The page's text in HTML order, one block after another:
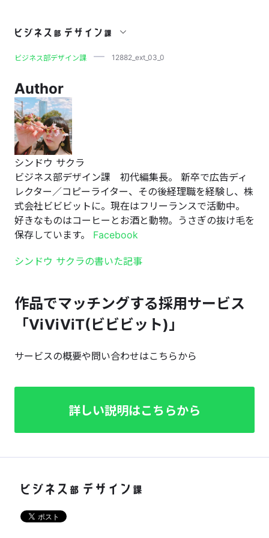
12882_ext_03_0
ビジネス部デザイン課 12882_ext_03_0
Author
シンドウ サクラ
ビジネス部デザイン課 初代編集長。 新卒で広告ディ
レクター／コピーライター、その後経理職を経験し、株
式会社ビビビットに。現在はフリーランスで活動中。
好きなものはコーヒーとお酒と動物。うさぎの抜け毛を
保存しています。 Facebook
シンドウ サクラの書いた記事
作品でマッチングする採用サービス
「ViViViT(ビビビット)」
サービスの概要や問い合わせはこちらから
詳しい説明はこちらから